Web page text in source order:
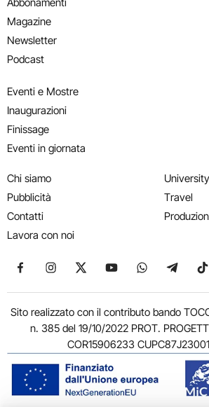
Magazine
Newsletter
Podcast
Eventi e Mostre
Inaugurazioni
Finissage
Eventi in giornata
Chi siamo
Pubblicità
Contatti
Lavora con noi
University
Travel
Seguici su Facebook
Seguici su Instagram
Seguici su X
Seguici su YouTube
Seguici su
Seguici
Sito realizzato con il contributo bando
n. 385 del 19/10/2022 PROT.
COR15906233